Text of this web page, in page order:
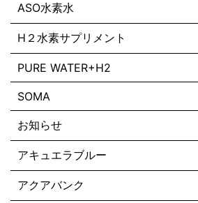
ASO水素水
H２水素サプリメント
PURE WATER+H2
SOMA
お知らせ
アキュエラブルー
アクアバンク